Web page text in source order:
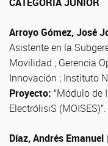
Arroyo Gómez, José
Asistente en la
Movilidad ; Gerencia
Innovación ; Instituto
Proyecto: “Módulo de
ElectrólisiS (MOISES)”.
Díaz, Andrés Emanuel